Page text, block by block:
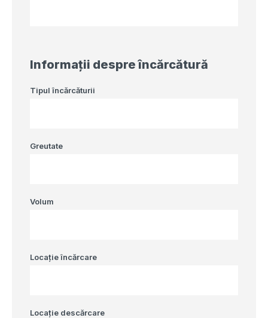
Informații despre încărcătură
Tipul încărcăturii
Greutate
Volum
Locație încărcare
Locație descărcare